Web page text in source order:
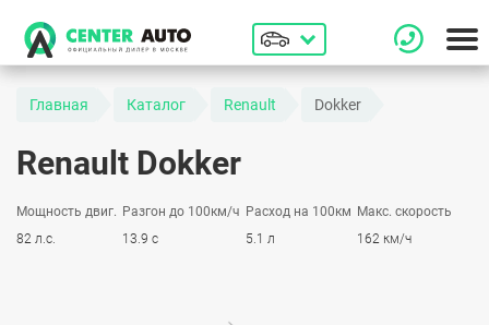
Главная Каталог Renault Dokker
Renault Dokker
Мощность двиг.
82 л.с.
Разгон до 100км/ч
13.9 с
Расход на 100км
5.1 л
Макс. скорость
162 км/ч